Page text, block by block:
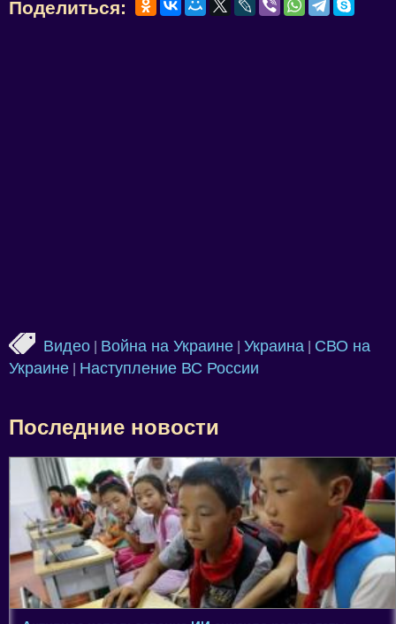
Поделиться:
Видео Война на Украине Украина
СВО на
Украине
Наступление ВС России
Последние новости